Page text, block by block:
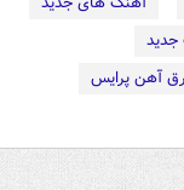
آهن پرایس